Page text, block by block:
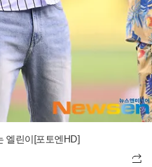
엘린이[포토엔HD]